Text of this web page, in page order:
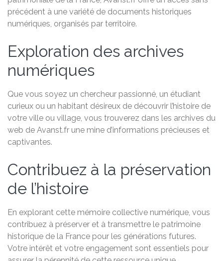
précédent à une variété de documents historiques
numériques, organisés par territoire.
Exploration des archives
numériques
Que vous soyez un chercheur passionné, un étudiant
curieux ou un habitant désireux de découvrir l’histoire de
votre ville ou village, vous trouverez dans les archives du
web de Avanst.fr une mine d’informations précieuses et
captivantes.
Contribuez à la préservation
de l’histoire
En explorant cette mémoire collective numérique, vous
contribuez à préserver et à transmettre le patrimoine
historique de la France pour les générations futures.
Votre intérêt et votre engagement sont essentiels pour